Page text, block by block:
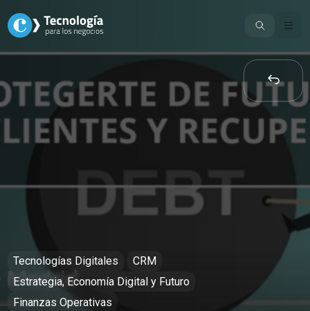
content
Tecnologías Digitales
CRM
Estrategia, Economía Digital y Futuro
Finanzas Operativas